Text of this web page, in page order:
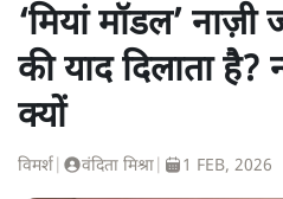
‘मियां मॉडल’ नाज़ी
की याद दिलाता है?
क्यों
विमर्श वंदिता मिश्रा 1 FEB, 2026